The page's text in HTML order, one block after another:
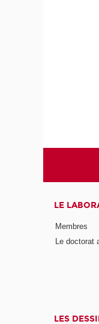
LE
Membres
Le doctorat
LES